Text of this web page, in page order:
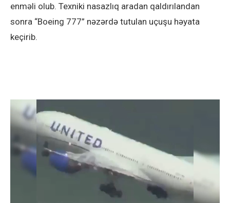
enməli olub. Texniki nasazlıq aradan qaldırılandan
sonra “Boeing 777” nəzərdə tutulan uçuşu həyata
keçirib.